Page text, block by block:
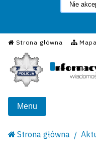
Nie
Strona główna
Menu
Strona główna